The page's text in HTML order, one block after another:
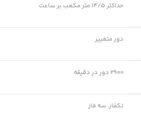
حداکثر 14/5 متر مکعب بر ساعت
دور متغییر
2900 دور در دقیقه
تکفاز، سه فاز